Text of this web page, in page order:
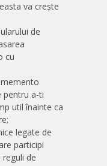
va crește
de
cu
pentru a-ti
util înainte ca
legate de
participi
de